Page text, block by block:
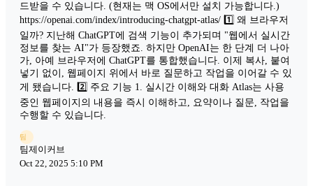
드받을 수 있습니다. (현재는 맥 OS에서만 설치 가능합니다.)
https://openai.com/index/introducing-chatgpt-atlas/ 1️⃣ 왜 브라우저
일까? 지난해 ChatGPT에 검색 기능이 추가되며 "웹에서 실시간
정보를 찾는 AI"가 등장했죠. 하지만 OpenAI는 한 단계 더 나아
가, 아예 브라우저에 ChatGPT를 통합했습니다. 이제 복사, 붙여
넣기 없이, 웹페이지 위에서 바로 질문하고 작업을 이어갈 수 있
게 됐습니다. 2️⃣ 주요 기능 1. 실시간 이해와 대화 Atlas는 사용
중인 웹페이지의 내용을 즉시 이해하고, 요약이나 질문, 작업을
수행할 수 있습니다.
팀
팀제이커브
Oct 22, 2025 5:10 PM